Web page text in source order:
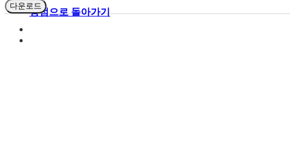
상점으로 돌아가기
다운로드